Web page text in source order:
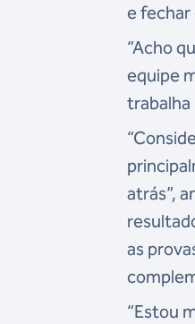
e
“Acho
equipe
trabalha
atrás”,
as
“Estou